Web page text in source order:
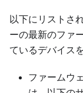
以下にリストさ
ーの最新のファ
ているデバイス
ファームウ